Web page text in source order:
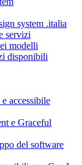
system .italia
servizi
modelli
disponibili
accessibile
e Graceful
del software